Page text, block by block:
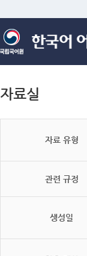
자료실
자료 유형
관련 규정
생성일